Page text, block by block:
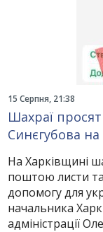
15 Серпня, 21:38
Шахраї
Синєгубова
На Харківщині
поштою листи
допомогу для
начальника
адміністрації